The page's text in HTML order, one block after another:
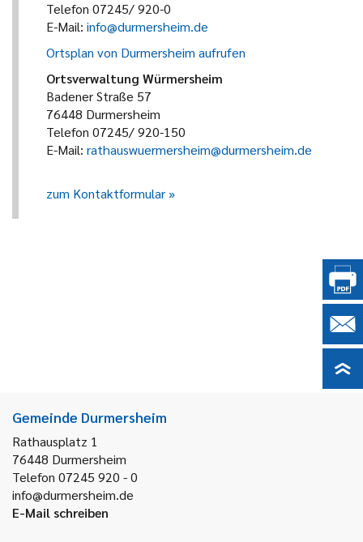
Telefon 07245/ 920-0
E-Mail: info@durmersheim.de
Ortsplan von Durmersheim aufrufen
Ortsverwaltung Würmersheim
Badener Straße 57
76448 Durmersheim
Telefon 07245/ 920-150
E-Mail: rathauswuermersheim@durmersheim.de
zum Kontaktformular
Gemeinde Durmersheim
Rathausplatz 1
76448 Durmersheim
Telefon 07245 920 - 0
info@durmersheim.de
E-Mail schreiben